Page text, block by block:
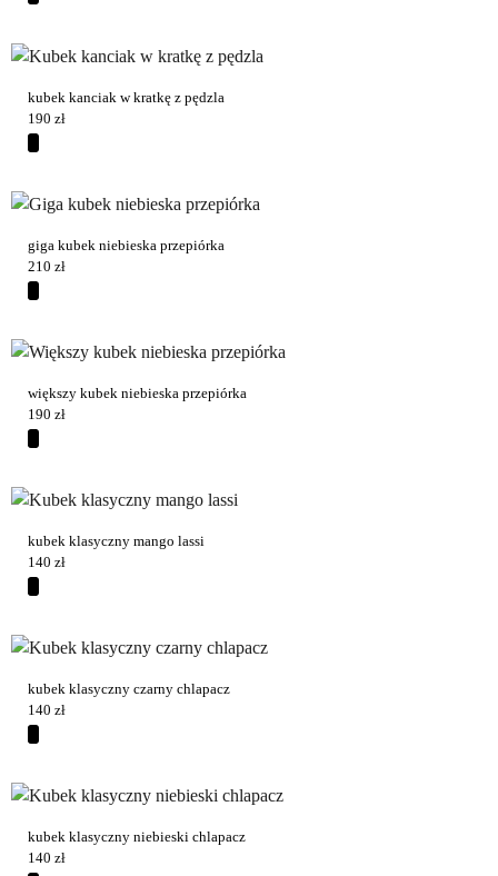
kubek kanciak w kratkę z pędzla
190 zł
giga kubek niebieska przepiórka
210 zł
większy kubek niebieska przepiórka
190 zł
kubek klasyczny mango lassi
140 zł
kubek klasyczny czarny chlapacz
140 zł
kubek klasyczny niebieski chlapacz
140 zł